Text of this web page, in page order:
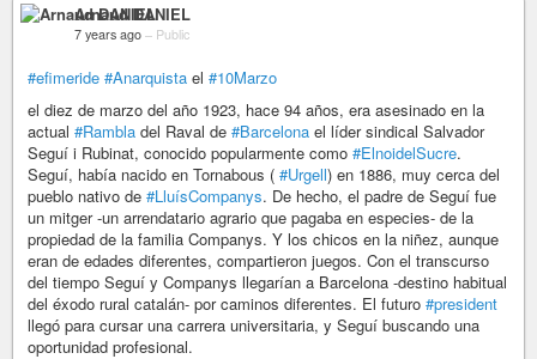
Arnaud DANIEL
7 years ago – Public
#efimeride #Anarquista el #10Marzo
el diez de marzo del año 1923, hace 94 años, era asesinado en la
actual #Rambla del Raval de #Barcelona el líder sindical Salvador
Seguí i Rubinat, conocido popularmente como #ElnoidelSucre.
Seguí, había nacido en Tornabous ( #Urgell) en 1886, muy cerca del
pueblo nativo de #LluísCompanys. De hecho, el padre de Seguí fue
un mitger -un arrendatario agrario que pagaba en especies- de la
propiedad de la familia Companys. Y los chicos en la niñez, aunque
eran de edades diferentes, compartieron juegos. Con el transcurso
del tiempo Seguí y Companys llegarían a Barcelona -destino habitual
del éxodo rural catalán- por caminos diferentes. El futuro #president
llegó para cursar una carrera universitaria, y Seguí buscando una
oportunidad profesional.